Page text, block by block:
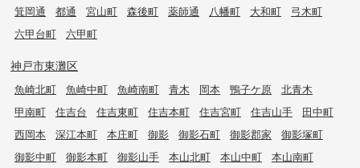
箕岡通
都通 宮山町 森後町 薬師通 八幡町 大和町
弓木町
六甲台町
六甲町
神戸市東灘区
魚崎北町 魚崎中町 魚崎南町 青木 岡本 鴨子ケ原
北青木
甲南町
住吉台 住吉東町 住吉本町 住吉宮町 住吉山手
田中町
西岡本
深江本町 本庄町 御影 御影石町 御影郡家
御影塚町
御影中町
御影本町 御影山手 本山北町 本山中町
本山南町